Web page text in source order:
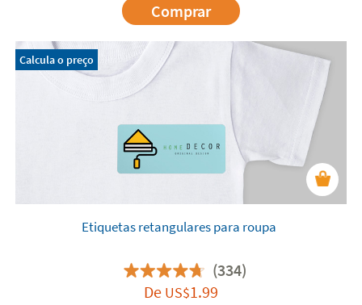
Comprar
Calcula o preço
Etiquetas retangulares para roupa
(334)
De US$1.99